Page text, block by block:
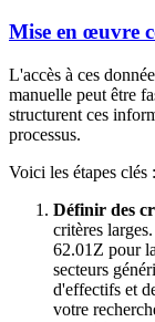
Mise en œuvre
L'accès à ces
manuelle peut être
structurent ces
processus.
Voici les étapes clés :
Définir des
critères
62.01Z pour
secteurs
d'effectifs et
votre